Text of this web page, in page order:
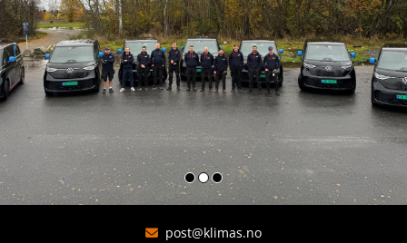
 post@klimas.no